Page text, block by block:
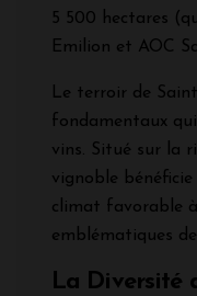
5 500 hectares
Emilion et AOC
Le terroir de
fondamentaux
vins. Situé sur la
vignoble bénéficie
climat favorable
emblématiques
La Diversité